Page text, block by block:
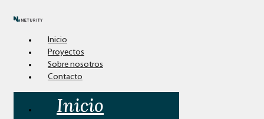
Inicio
Proyectos
Sobre nosotros
Contacto
Inicio